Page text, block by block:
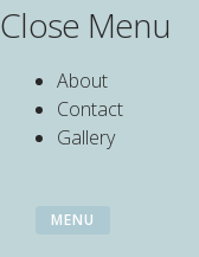
Skip
to
content
Close Menu
About
Contact
Gallery
MENU